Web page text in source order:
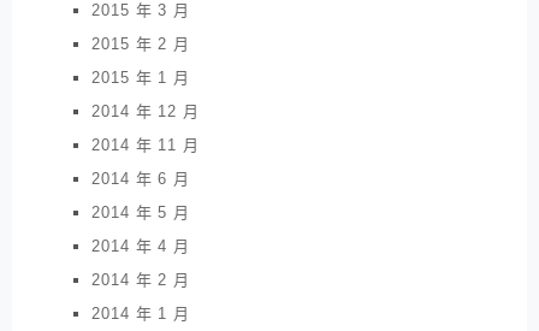
2015 年 3 月
2015 年 2 月
2015 年 1 月
2014 年 12 月
2014 年 11 月
2014 年 6 月
2014 年 5 月
2014 年 4 月
2014 年 2 月
2014 年 1 月